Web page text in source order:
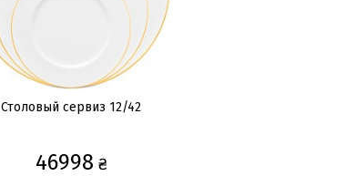
Столовый сервиз 12/42
46998 ₴